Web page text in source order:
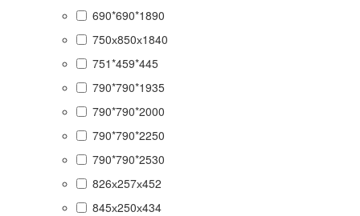
690*690*1890
750х850х1840
751*459*445
790*790*1935
790*790*2000
790*790*2250
790*790*2530
826х257х452
845х250х434